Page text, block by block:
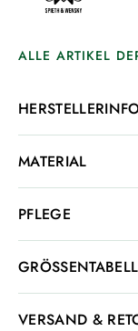
ALLE ARTIKEL
MATERIAL
PFLEGE
GRÖSSENTABELLE
VERSAND &